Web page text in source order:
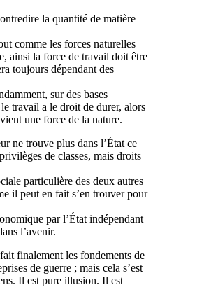
la quantité de matière
comme les forces naturelles
ainsi la force de travail doit être
toujours dépendant des
sur des bases
travail a le droit de durer, alors
une force de la nature.
ne trouve plus dans l’État ce
de classes, mais droits
particulière des deux autres
il peut en fait s’en trouver pour
par l’État indépendant
l’avenir.
finalement les fondements de
de guerre ; mais cela s’est
Il est pure illusion. Il est